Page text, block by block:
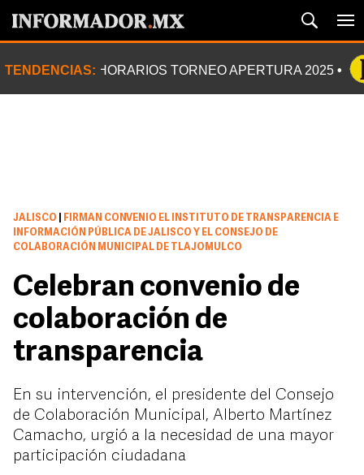
TENDENCIAS: HORARIOS TORNEO APERTURA 2025
JALISCO
FIRMAN CONVENIO EL INSTITUTO DE TRANSPARENCIA E
INFORMACIÓN PÚBLICA DE JALISCO Y EL CONSEJO DE
COLABORACIÓN MUNICIPAL DE TLAJOMULCO
Celebran convenio de
colaboración de
transparencia
En su intervención, el presidente del Consejo
de Colaboración Municipal, Alberto Martínez
Camacho, urgió a la necesidad de una mayor
participación ciudadana